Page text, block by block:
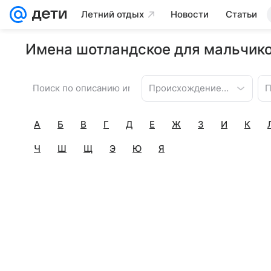
Летний отдых Новости Статьи
Имена шотландское для
Происхождение имени
А Б В Г Д Е Ж З И К
Ч Ш Щ Э Ю Я